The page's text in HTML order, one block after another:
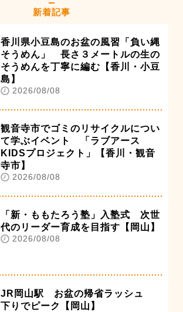
新着記事
香川県小豆島のお盆の風習「負い縄
そうめん」 長さ３メートルの生の
そうめんを丁寧に編む【香川・小豆
島】
2026/08/08
観音寺市でゴミのリサイクルについ
て学ぶイベント 「ラブアース
KIDSプロジェクト」【香川・観音
寺市】
2026/08/08
「新・ももたろう塾」入塾式 次世
代のリーダー育成を目指す【岡山】
2026/08/08
JR岡山駅 お盆の帰省ラッシュ
下りでピーク【岡山】